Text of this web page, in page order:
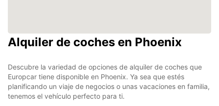
Alquiler de coches en Phoenix
Descubre la variedad de opciones de alquiler de coches que
Europcar tiene disponible en Phoenix. Ya sea que estés
planificando un viaje de negocios o unas vacaciones en familia,
tenemos el vehículo perfecto para ti.